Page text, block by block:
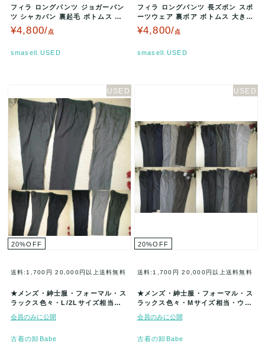
フィラ ロングパンツ ジョガーパン
ツ シャカパン 裏起毛 ボトムス ス
ポーツウェア 大きいサイズ メ…
¥4,800/点
smasell.USED
フィラ ロングパンツ 長ズボン スポ
ーツウェア 裏ボア ボトムス 大きい
サイズ メンズ LLサイズ …
¥4,800/点
smasell.USED
20%OFF
送料:1,700円 20,000円以上送料無料
★メンズ・紳士服・フォーマル・ス
ラックス色々・L/2Lサイズ相当・
テ…
会員のみに公開
古着の卸Babe
20%OFF
送料:1,700円 20,000円以上送料無料
★メンズ・紳士服・フォーマル・ス
ラックス色々・Mサイズ相当・ウエ
4…
会員のみに公開
古着の卸Babe